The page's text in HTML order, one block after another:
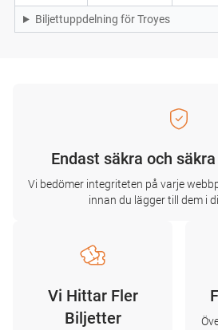
Biljettuppdelning för Troyes
Endast säkra och
Vi bedömer integriteten på varje
innan du lägger till dem i
Vi Hittar Fler
Biljetter